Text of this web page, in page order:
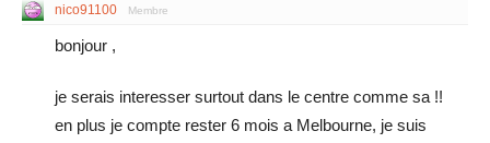
nico91100 Membre
bonjour ,
je serais interesser surtout dans le centre comme sa !!
en plus je compte rester 6 mois a Melbourne, je suis